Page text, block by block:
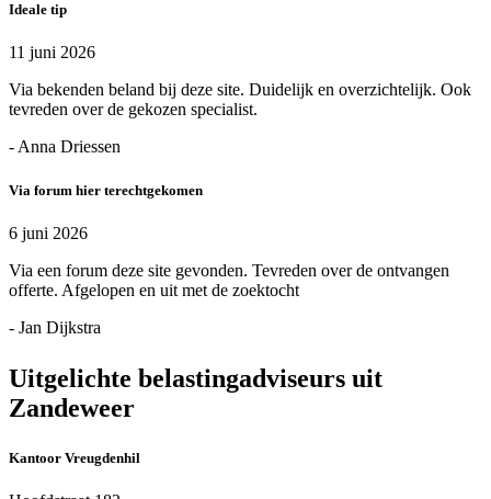
Ideale tip
11 juni 2026
Via bekenden beland bij deze site. Duidelijk en overzichtelijk. Ook
tevreden over de gekozen specialist.
- Anna Driessen
Via forum hier terechtgekomen
6 juni 2026
Via een forum deze site gevonden. Tevreden over de ontvangen
offerte. Afgelopen en uit met de zoektocht
- Jan Dijkstra
Uitgelichte belastingadviseurs uit
Zandeweer
Kantoor Vreugdenhil